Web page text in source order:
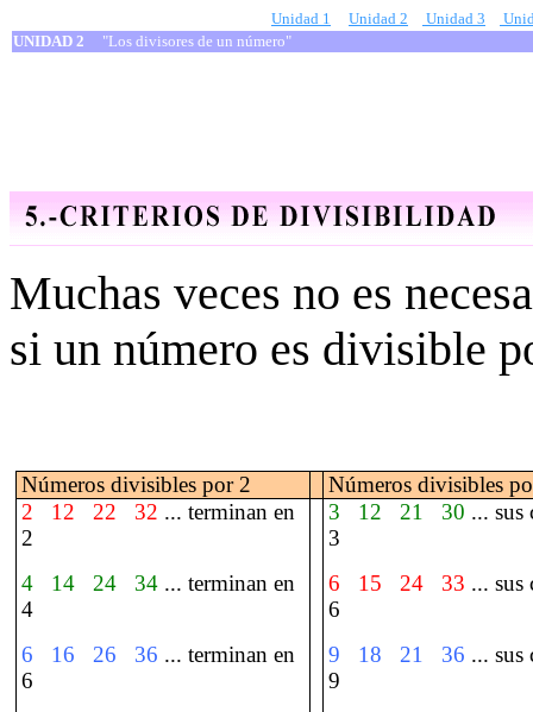
Unidad 1 Unidad 2 Unidad 3
UNIDAD 2 "Los divisores de un número"
Muchas veces no es
si un número es divisible
Números divisibles por 2
Números divisibles
2
12 22 32 ... terminan en
2
4
14 24 34 ... terminan en
4
6
16 26 36 ... terminan en
6
3 12 21 30 ... sus
3
6
15 24 33 ... sus
6
9
18 21 36 ... sus
9